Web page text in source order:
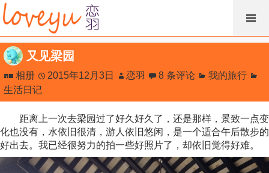
跳
过
内
容
又见梁园
相册 2015年12月3日 恋羽 8 条评论
我的旅行
生活日记
距离上一次去梁园过了好久好久了，还是那样，景致一点变
化也没有，水依旧很清，游人依旧悠闲，是一个适合午后散步的
好出去。我已经很努力的拍一些好照片了，却依旧觉得好难。